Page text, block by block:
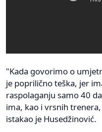
"Kada govorimo o
je poprilično teška, jer
raspolaganju samo 40
ima, kao i vrsnih
istakao je Husedžinović.